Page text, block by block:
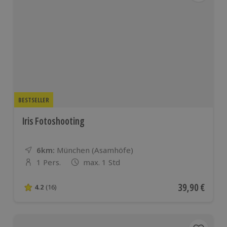
BESTSELLER
Iris Fotoshooting
6km: Entfernung
Standort
München (Asamhöfe)
Anzahl der Teilnehmer
1 Pers. max. 1 Std
4.2 von 5 Sternen basierend auf 16 Bewertungen
4.2 (16) Aktueller
39,90 €